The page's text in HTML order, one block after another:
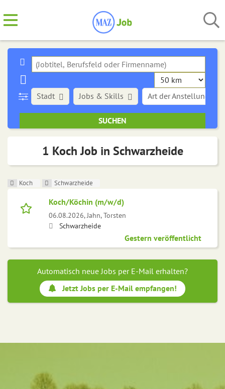
Stadt Art der Anstellung
Jobs & Skills
1 Koch Job in Schwarzheide
Koch Schwarzheide
Koch/Köchin (m/w/d)
06.08.2026,Jahn, Torsten
Schwarzheide
Gestern veröffentlicht
Automatisch neue Jobs per E-Mail erhalten?
Jetzt Jobs per E-Mail empfangen!